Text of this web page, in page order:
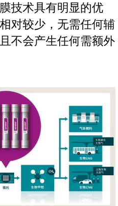
技术具有明显的优
对较少，无需任何辅
不会产生任何需额外